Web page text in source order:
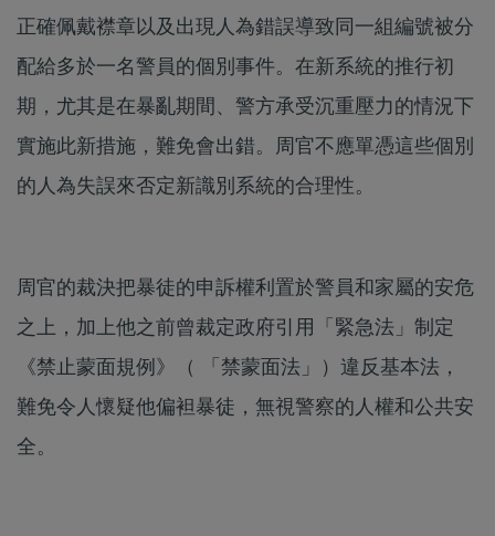
正確佩戴襟章以及出現人為錯誤導致同一組編號被分
配給多於一名警員的個別事件。在新系統的推行初
期，尤其是在暴亂期間、警方承受沉重壓力的情況下
實施此新措施，難免會出錯。周官不應單憑這些個別
的人為失誤來否定新識別系統的合理性。
周官的裁決把暴徒的申訴權利置於警員和家屬的安危
之上，加上他之前曾裁定政府引用「緊急法」制定
《禁止蒙面規例》（ 「禁蒙面法」）違反基本法，
難免令人懷疑他偏袒暴徒，無視警察的人權和公共安
全。